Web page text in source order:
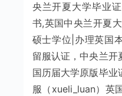
央兰开夏大学毕业
书,英国中央兰开夏
硕士学位|办理英国
留服认证，中央兰
国历届大学原版毕业
服（xueli_luan）英